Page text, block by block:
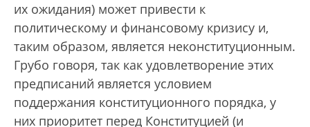
их ожидания) может привести к
политическому и финансовому кризису и,
таким образом, является неконституционным.
Грубо говоря, так как удовлетворение этих
предписаний является условием
поддержания конституционного порядка, у
них приоритет перед Конституцией (и